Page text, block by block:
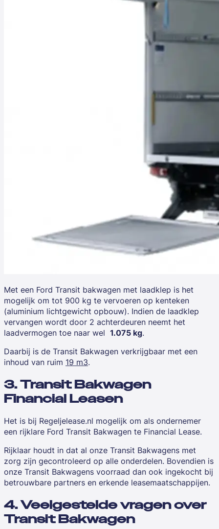
Met een Ford Transit bakwagen met laadklep is het
mogelijk om tot 900 kg te vervoeren op kenteken
(aluminium lichtgewicht opbouw). Indien de laadklep
vervangen wordt door 2 achterdeuren neemt het
laadvermogen toe naar wel 1.075 kg.
Daarbij is de Transit Bakwagen verkrijgbaar met een
inhoud van ruim 19 m3.
3. Transit Bakwagen
Financial Leasen
Het is bij Regeljelease.nl mogelijk om als ondernemer
een rijklare Ford Transit Bakwagen te Financial Lease.
Rijklaar houdt in dat al onze Transit Bakwagens met
zorg zijn gecontroleerd op alle onderdelen. Bovendien is
onze Transit Bakwagens voorraad dan ook ingekocht bij
betrouwbare partners en erkende leasemaatschappijen.
4. Veelgestelde vragen over
Transit Bakwagen